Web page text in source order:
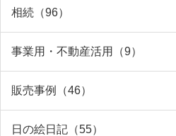
相続（96）
事業用・不動産活用（9）
販売事例（46）
日の絵日記（55）